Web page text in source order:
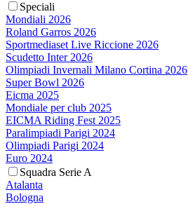
Speciali
Mondiali 2026
Roland Garros 2026
Sportmediaset Live Riccione 2026
Scudetto Inter 2026
Olimpiadi Invernali Milano Cortina 2026
Super Bowl 2026
Eicma 2025
Mondiale per club 2025
EICMA Riding Fest 2025
Paralimpiadi Parigi 2024
Olimpiadi Parigi 2024
Euro 2024
Squadra Serie A
Atalanta
Bologna